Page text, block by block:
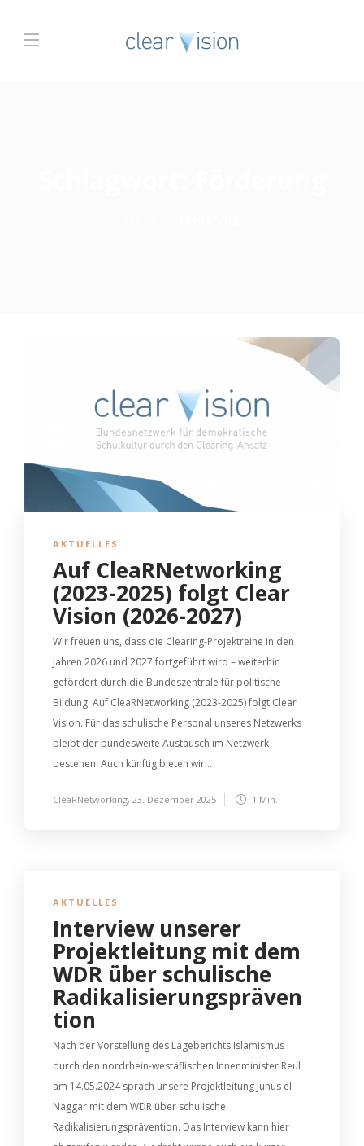
AKTUELLES
Auf CleaRNetworking
(2023-2025) folgt Clear
Vision (2026-2027)
Wir freuen uns, dass die Clearing-Projektreihe in den
Jahren 2026 und 2027 fortgeführt wird – weiterhin
gefördert durch die Bundeszentrale für politische
Bildung. Auf CleaRNetworking (2023-2025) folgt Clear
Vision. Für das schulische Personal unseres Netzwerks
bleibt der bundesweite Austausch im Netzwerk
bestehen. Auch künftig bieten wir...
CleaRNetworking, 23. Dezember 2025 1 Min.
AKTUELLES
Interview unserer
Projektleitung mit dem
WDR über schulische
Radikalisierungspräven
tion
Nach der Vorstellung des Lageberichts Islamismus
durch den nordrhein-westäflischen Innenminister Reul
am 14.05.2024 sprach unsere Projektleitung Junus el-
Naggar mit dem WDR über schulische
Radikalisierungsprävention. Das Interview kann hier